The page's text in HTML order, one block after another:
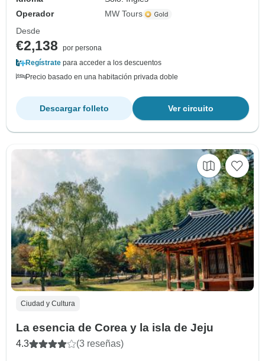
Operador
MW Tours
Desde
€2,138
por persona
Regístrate para acceder a los descuentos
Precio basado en una habitación privada doble
Ver circuito
Descargar folleto
Ciudad y Cultura
La esencia de Corea y la isla de Jeju
4.3 (3 reseñas)